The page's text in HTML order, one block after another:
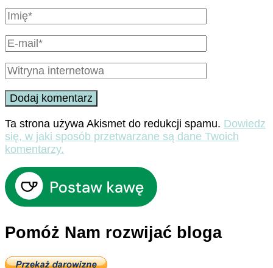
Ta strona używa Akismet do redukcji spamu. Dowiedz
się, w jaki sposób przetwarzane są dane Twoich
komentarzy.
Pomóż Nam rozwijać bloga